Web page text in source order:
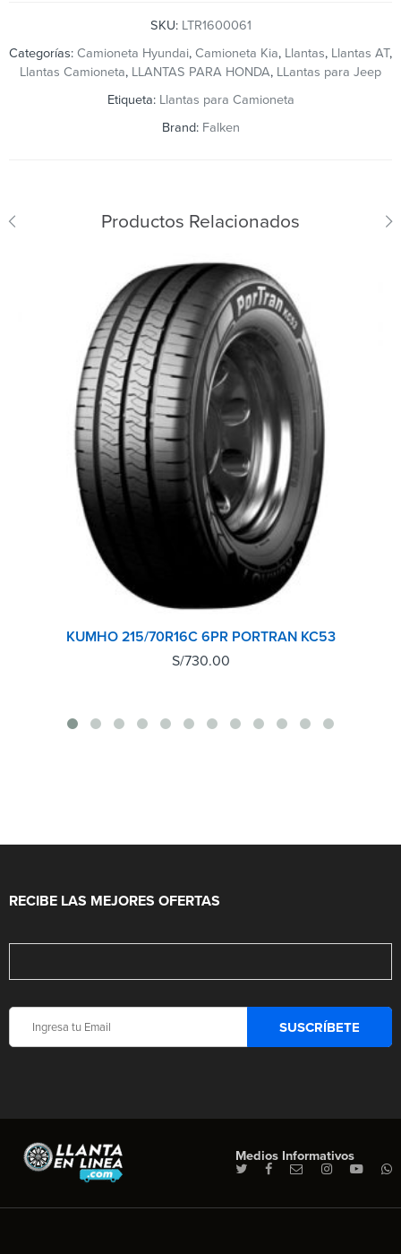
SKU: LTR1600061
Categorías: Camioneta Hyundai, Camioneta Kia, Llantas, Llantas AT,
Llantas Camioneta, LLANTAS PARA HONDA, LLantas para Jeep
Etiqueta: Llantas para Camioneta
Brand: Falken
Productos Relacionados
KUMHO 215/70R16C 6PR PORTRAN KC53
S/730.00
RECIBE LAS MEJORES OFERTAS
Medios Informativos